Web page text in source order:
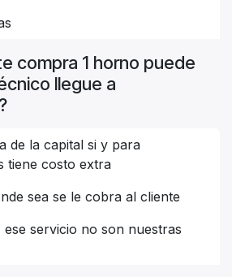
compra 1 horno puede
llegue a
de la capital si y para
tiene costo extra
sea se le cobra al cliente
servicio no son nuestras